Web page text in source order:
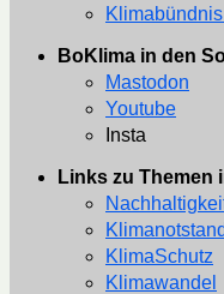
BoKlima in den
Mastodon
Youtube
Insta
Links zu Themen
Klimanotstand
KlimaSchutz
Klimawandel